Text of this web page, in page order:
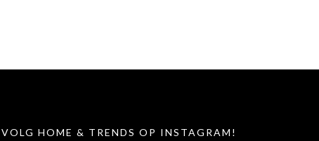
VOLG HOME & TRENDS OP INSTAGRAM!